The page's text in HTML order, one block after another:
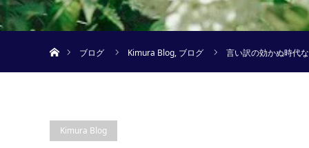
ブログ
Kimura Blog, ブログ 言い訳の効かぬ時代
Kimura Blog